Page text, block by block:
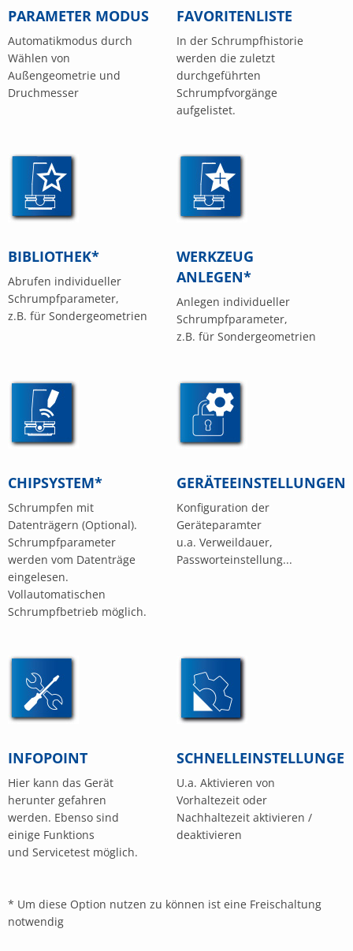
PARAMETER MODUS
Automatikmodus durch
Wählen von
Außengeometrie und
Druchmesser
FAVORITENLISTE
In der Schrumpfhistorie
werden die zuletzt
durchgeführten
Schrumpfvorgänge
aufgelistet.
BIBLIOTHEK*
Abrufen individueller
Schrumpfparameter,
z.B. für Sondergeometrien
WERKZEUG
ANLEGEN*
Anlegen individueller
Schrumpfparameter,
z.B. für Sondergeometrien
CHIPSYSTEM*
Schrumpfen mit
Datenträgern (Optional).
Schrumpfparameter
werden vom Datenträge
eingelesen.
Vollautomatischen
Schrumpfbetrieb möglich.
GERÄTEEINSTELLUNGEN
Konfiguration der
Geräteparamter
u.a. Verweildauer,
Passworteinstellung...
INFOPOINT
Hier kann das Gerät
herunter gefahren
werden. Ebenso sind
einige Funktions
und Servicetest möglich.
U.a. Aktivieren von
Vorhaltezeit oder
Nachhaltezeit aktivieren /
deaktivieren
* Um diese Option nutzen zu können ist eine Freischaltung
notwendig